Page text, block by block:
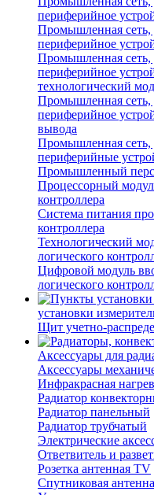
периферийное
Промышленная сеть,
периферийное
Промышленная сеть,
периферийное
технологический
Промышленная сеть,
периферийное
вывода
Промышленная сеть,
периферийные
Промышленный
Процессорный
контроллера
Система питания
контроллера
Технологический
логического
Цифровой модуль
логического
установки
Щит учетно-
Аксессуары для
Аксессуары
Инфракрасная
Радиатор
Радиатор панельный
Радиатор трубчатый
Электрические
Ответвитель и
Розетка антенная TV
Спутниковая антенна